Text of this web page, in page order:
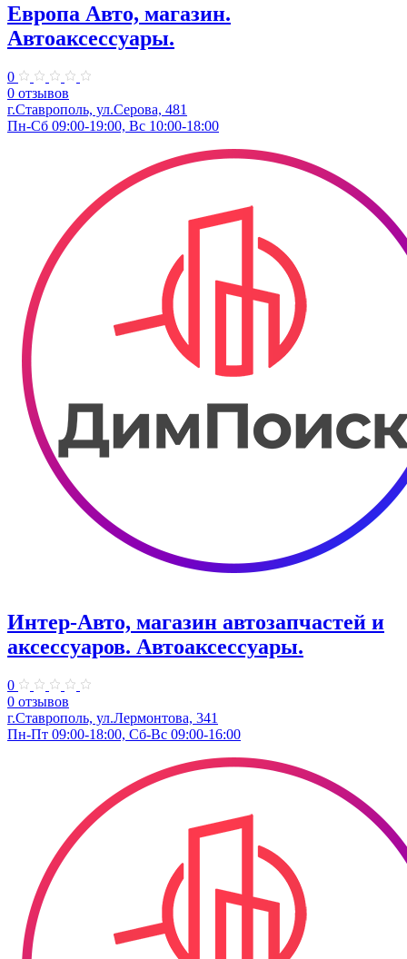
Европа Авто, магазин.
Автоаксессуары.
0
0 отзывов
г.Ставрополь, ул.Серова, 481
Пн-Сб 09:00-19:00, Вс 10:00-18:00
Интер-Авто, магазин автозапчастей и
аксессуаров. Автоаксессуары.
0
0 отзывов
г.Ставрополь, ул.Лермонтова, 341
Пн-Пт 09:00-18:00, Сб-Вс 09:00-16:00